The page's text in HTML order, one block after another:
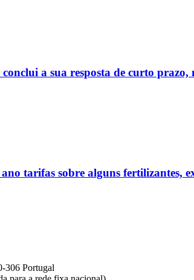
a sua resposta de curto prazo,
tarifas sobre alguns fertilizantes,
306 Portugal